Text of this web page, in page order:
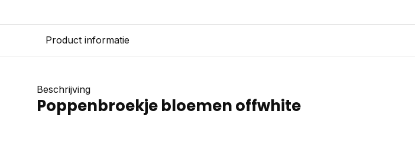
Product informatie
Beschrijving
Poppenbroekje bloemen offwhite